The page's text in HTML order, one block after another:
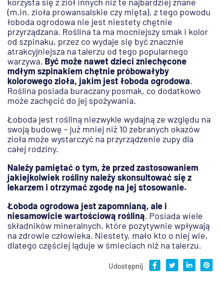
(m.in. zioła prowansalskie czy mięta), z tego powodu
łoboda ogrodowa nie jest niestety chętnie
przyrządzana. Roślina ta ma mocniejszy smak i kolor
od szpinaku, przez co wydaje się być znacznie
atrakcyjniejsza na talerzu od tego popularnego
warzywa. Być może nawet dzieci zniechęcone
mdłym szpinakiem chętnie próbowałyby
kolorowego zioła, jakim jest łoboda ogrodowa.
Roślina posiada buraczany posmak, co dodatkowo
może zachęcić do jej spożywania.
Łoboda jest rośliną niezwykle wydajną ze względu na
swoją budowę – już mniej niż 10 zebranych okazów
zioła może wystarczyć na przyrządzenie zupy dla
całej rodziny.
Należy pamiętać o tym, że przed zastosowaniem
jakiejkolwiek rośliny należy skonsultować się z
lekarzem i otrzymać zgodę na jej stosowanie.
Łoboda ogrodowa jest zapomnianą, ale i
niesamowicie wartościową rośliną. Posiada wiele
składników mineralnych, które pozytywnie wpływają
na zdrowie człowieka. Niestety, mało kto o niej wie,
dlatego częściej ląduje w śmieciach niż na talerzu.
Udostępnij